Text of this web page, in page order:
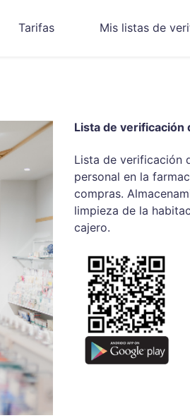
Tarifas Mis listas de
Lista de verificación
Lista de verificación
personal en la
compras.
limpieza de la
cajero.